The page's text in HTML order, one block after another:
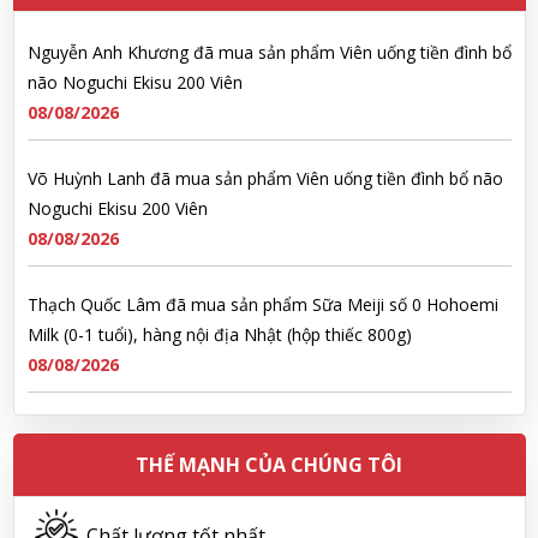
Nguyễn Anh Khương đã mua sản phẩm Viên uống tiền đình bổ
não Noguchi Ekisu 200 Viên
08/08/2026
Võ Huỳnh Lanh đã mua sản phẩm Viên uống tiền đình bổ não
Noguchi Ekisu 200 Viên
08/08/2026
Thạch Quốc Lâm đã mua sản phẩm Sữa Meiji số 0 Hohoemi
Milk (0-1 tuổi), hàng nội địa Nhật (hộp thiếc 800g)
08/08/2026
Ngô Quốc Cường đã mua sản phẩm Sữa Meiji số 0 Hohoemi
Milk (0-1 tuổi), hàng nội địa Nhật (hộp thiếc 800g)
08/08/2026
THẾ MẠNH CỦA CHÚNG TÔI